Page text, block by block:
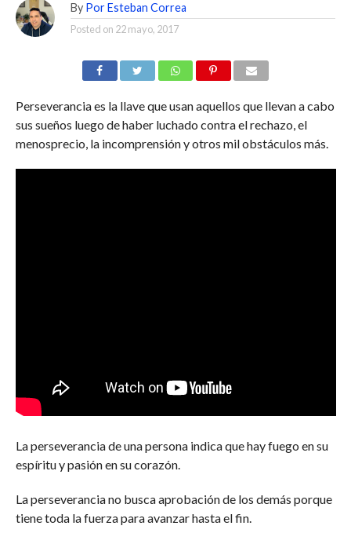
By Por Esteban Correa
Posted on 22 mayo, 2017
Perseverancia es la llave que usan aquellos que llevan a cabo
sus sueños luego de haber luchado contra el rechazo, el
menosprecio, la incomprensión y otros mil obstáculos más.
La perseverancia de una persona indica que hay fuego en su
espíritu y pasión en su corazón.
La perseverancia no busca aprobación de los demás porque
tiene toda la fuerza para avanzar hasta el fin.